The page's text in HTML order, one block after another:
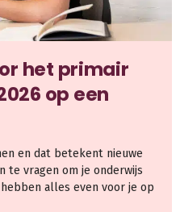
het primair
op een
en dat betekent nieuwe
te vragen om je onderwijs
alles even voor je op